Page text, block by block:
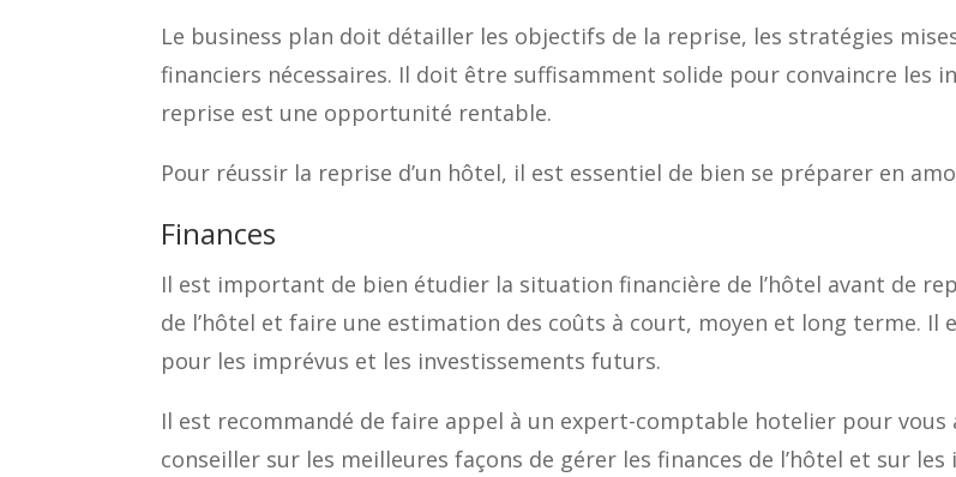
Le business plan doit détailler les objectifs de la reprise, les stratégies
financiers nécessaires. Il doit être suffisamment solide pour convaincre les
reprise est une opportunité rentable.
Pour réussir la reprise d’un hôtel, il est essentiel de bien se préparer en
Finances
Il est important de bien étudier la situation financière de l’hôtel avant de
de l’hôtel et faire une estimation des coûts à court, moyen et long terme.
pour les imprévus et les investissements futurs.
Il est recommandé de faire appel à un expert-comptable hotelier pour
conseiller sur les meilleures façons de gérer les finances de l’hôtel et sur